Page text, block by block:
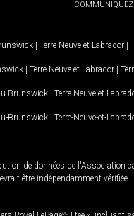
| Terre-Neuve-et-Labrador |
| Terre-Neuve-et-Labrador |
Brunswick | Terre-Neuve-et-
Brunswick | Terre-Neuve-et-
de données de l'Association
être indépendamment
MD